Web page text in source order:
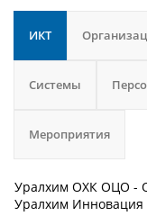
ИКТ
Системы
Мероприятия
Уралхим ОХК ОЦО -
Уралхим Инновация